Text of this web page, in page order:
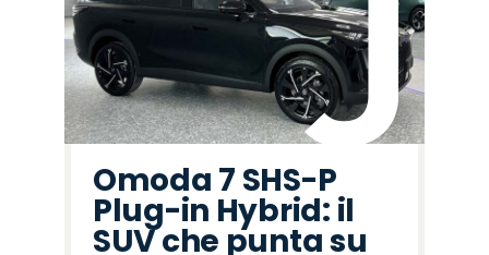
Omoda 7 SHS-P
Plug-in Hybrid: il
SUV che punta su